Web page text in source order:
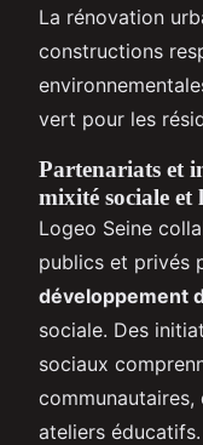
La rénovation
constructions
vert pour les
Partenariats et
mixité sociale
Logeo Seine
publics et privés
développement
sociale. Des
sociaux
ateliers